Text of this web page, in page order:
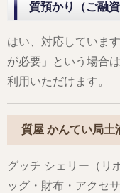
質預かり（ご融
はい、対応していま
が必要」という場合
利用いただけます。
質屋 かんてい局土
グッチ シェリー（リ
ッグ・財布・アクセ